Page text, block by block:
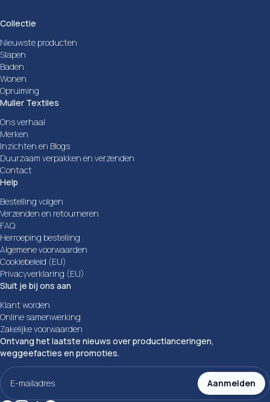
Collectie
Nieuwste producten
Slapen
Baden
Wonen
Opruiming
Muller Textiles
Ons verhaal
Merken
Inzichten en Blogs
Duurzaam verpakken en verzenden
Contact
Help
Bestelling volgen
Verzenden en retourneren
FAQ
Herroeping bestelling
Algemene voorwaarden
Cookiebeleid (EU)
Privacyverklaring (EU)
Sluit je bij ons aan
Klant worden
Online samenwerking
Zakelijke voorwaarden
Ontvang het laatste nieuws over productlanceringen,
weggeefacties en promoties.
E-
mailadres
(Vereist)
Aanmelden